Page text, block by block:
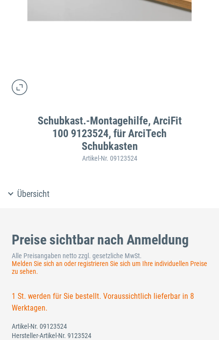
Schubkast.-Montagehilfe, ArciFit
100 9123524, für ArciTech
Schubkasten
Artikel-Nr. 09123524
Übersicht
Preise sichtbar nach Anmeldung
Alle Preisangaben netto zzgl. gesetzliche MwSt.
Melden Sie sich an oder registrieren Sie sich um Ihre individuellen Preise
zu sehen.
1 St. werden für Sie bestellt. Voraussichtlich lieferbar in 8
Werktagen.
Artikel-Nr. 09123524
Hersteller-Artikel-Nr. 9123524